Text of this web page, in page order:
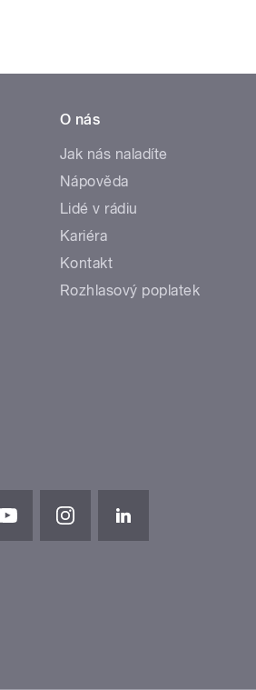
O nás
Jak nás naladíte
Nápověda
Lidé v rádiu
Kariéra
Kontakt
Rozhlasový poplatek